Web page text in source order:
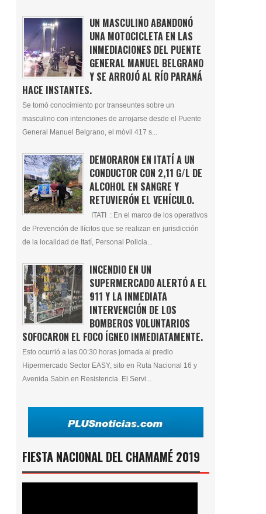
UN MASCULINO ABANDONÓ
UNA MOTOCICLETA EN LAS
INMEDIACIONES DEL PUENTE
GENERAL MANUEL BELGRANO
Y SE ARROJÓ AL RÍO PARANÁ
HACE INSTANTES.
Se tomó conocimiento por transeuntes sobre un
masculino con intenciones de arrojarse desde el Puente
General Manuel Belgrano, el móvil 417 s...
DEMORARON EN ITATÍ A UN
CONDUCTOR CON 2,11 G/L DE
ALCOHOL EN SANGRE Y
RETUVIERÓN EL VEHÍCULO.
ITATI : En el marco de los operativos
de Prevención de Ilícitos que se realizan en jurisdicción
de la localidad de Itatí, Personal Policia...
INCENDIO EN UN
SUPERMERCADO ALERTÓ A EL
911 Y LA INMEDIATA
INTERVENCIÓN DE LOS
BOMBEROS VOLUNTARIOS
SOFOCARON EL FOCO ÍGNEO INMEDIATAMENTE.
Esto ocurrió a las 00:30 horas jornada al predio
Hipermercado Sector EASY, sito en Ruta Nacional 16 y
Avenida Sabin en Resistencia. El Servi...
FIESTA NACIONAL DEL CHAMAMÉ 2019